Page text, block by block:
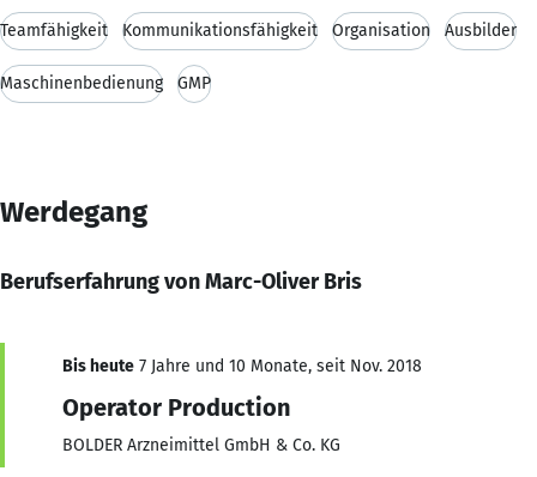
Teamfähigkeit Kommunikationsfähigkeit Organisation Ausbilder
Maschinenbedienung GMP
Werdegang
Berufserfahrung von Marc-Oliver Bris
Bis heute 7 Jahre und 10 Monate, seit Nov. 2018
Operator Production
BOLDER Arzneimittel GmbH & Co. KG